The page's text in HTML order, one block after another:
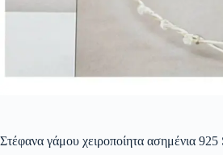
Στέφανα γάμου χειροποίητα ασημένια 925